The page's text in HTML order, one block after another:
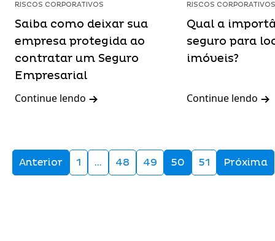
RISCOS CORPORATIVOS
Saiba como deixar sua
empresa protegida ao
contratar um Seguro
Empresarial
Continue lendo
RISCOS CORPORATIVOS
Qual a
seguro para
imóveis?
Continue lendo
Anterior 1 … 48 49 50 51 Próxima